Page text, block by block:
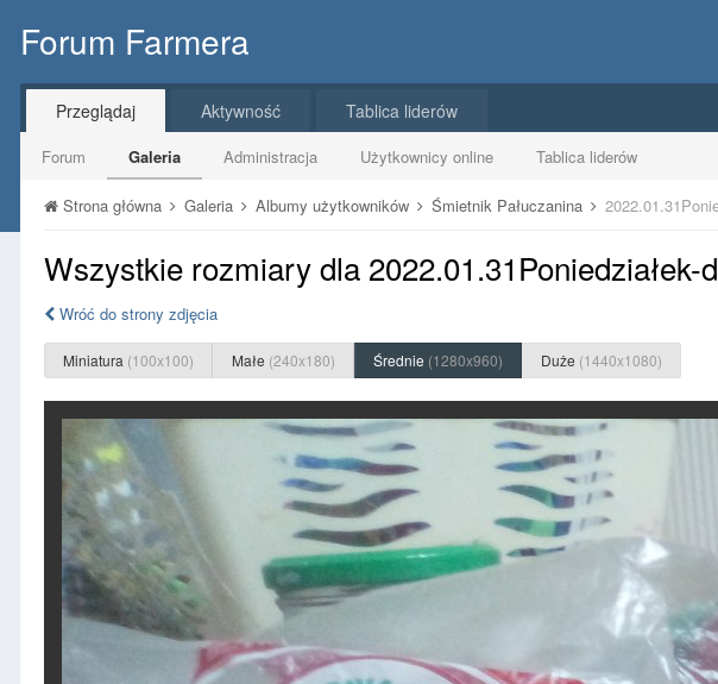
Forum Farmera
Przeglądaj
Forum Galeria Administracja Użytkownicy online Tablica liderów
Aktywność Tablica liderów
Strona główna Galeria Albumy użytkowników Śmietnik Pałuczanina
Wszystkie rozmiary dla 2022.01.31Poniedziałek-
Wróć do strony zdjęcia
Miniatura (100x100) Małe (240x180) Średnie (1280x960) Duże (1440x1080)